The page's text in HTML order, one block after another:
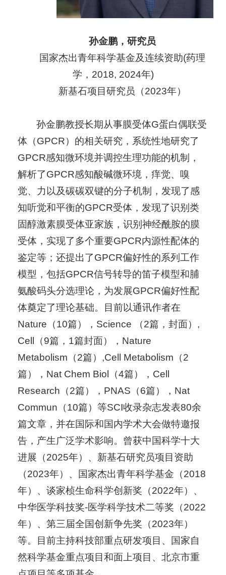
孙金鹏，研究员
国家杰出青年科学基金及连续资助(药理
学，2018, 2024年)
新基石项目研究员（2023年）
孙金鹏教授长期从事膜受体G蛋白偶联受
体（GPCR）的相关研究，系统性地研究了
GPCR感知微环境并调控生理功能的机制，
解析了GPCR感知酸碱微环境，痒觉、嗅
觉、力以及碳碳双键的分子机制，发现了感
知听觉和平衡的GPCR受体，发现了识别类
固醇激素膜受体亚家族，识别神经酰胺的膜
受体，实现了多个重要GPCR内源性配体的
鉴定等；还提出了GPCR偏好性的系列工作
模型，包括GPCR信号转导的笛子模型和脯
氨酸码头分选理论，为发展GPCR偏好性配
体奠定了理论基础。目前以通讯作者在
Nature（10篇），Science （2篇，封面）,
Cell（9篇，1篇封面），Nature
Metabolism（2篇）,Cell Metabolism（2
篇），Nat Chem Biol（4篇），Cell
Research（2篇），PNAS（6篇），Nat
Commun（10篇）等SCI收录杂志发表80余
篇文章，并在国际和国内学术大会做特邀报
告，产生广泛学术影响。曾获中国科学十大
进展（2025年）、新基石研究员项目资助
（2023年）、国家杰出青年科学基金（2018
年）、谈家桢生命科学创新奖（2022年）、
中华医学科技奖-医学科学技术二等奖（2022
年）、第三届全国创新争先奖（2023年）
等。目前主持科技部重点研发项目、国家自
然科学基金重点项目和面上项目、北京市重